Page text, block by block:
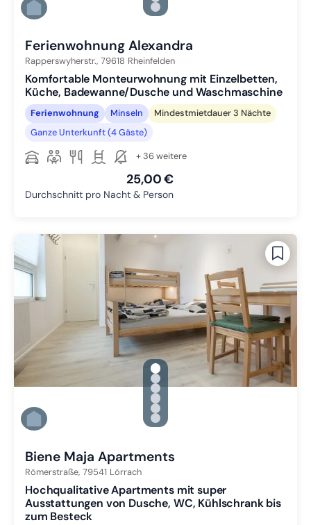
Zu Slide 5 wechseln
Zu Slide 6 wechseln
Ferienwohnung Alexandra
Rapperswyherstr., 79618 Rheinfelden
Komfortable Monteurwohnung mit Einzelbetten,
Küche, Badewanne/Dusche und Waschmaschine
Ferienwohnung Minseln
Mindestmietdauer 3 Nächte
Ganze Unterkunft (4 Gäste)
+ 36 weitere
25,00 €
Durchschnitt pro Nacht & Person
gallery.slide_selector
Zu Slide 1 wechseln
Zu Slide 2 wechseln
Zu Slide 3 wechseln
Zu Slide 4 wechseln
Zu Slide 5 wechseln
Zu Slide 6 wechseln
Biene Maja Apartments
Römerstraße, 79541 Lörrach
Hochqualitative Apartments mit super
Ausstattungen von Dusche, WC, Kühlschrank bis
zum Besteck